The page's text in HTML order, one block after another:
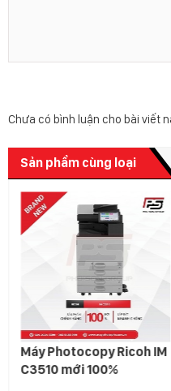
Chưa có bình luận cho bài viết
Sản phẩm cùng loại
Máy Photocopy Ricoh IM
C3510 mới 100%